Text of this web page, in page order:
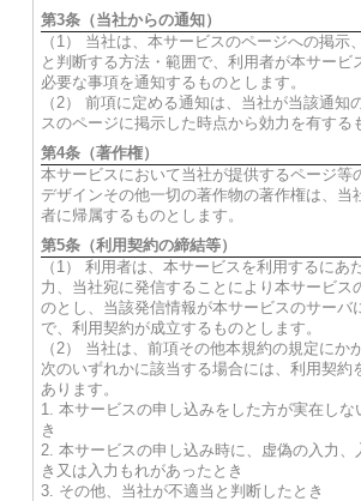
第3条（当社からの通知）
（1） 当社は、本サービスのページへの掲示
と判断する方法・範囲で、利用者が本サービ
必要な事項を通知するものとします。
（2） 前項に定める通知は、当社が当該通知
スのページに掲示した時点から効力を有する
第4条（著作権）
本サービスにおいて当社が提供するページ等
デザインその他一切の著作物の著作権は、当
者に帰属するものとします。
第5条（利用契約の締結等）
（1） 利用者は、本サービスを利用するにあ
力、当社宛に発信することにより本サービス
のとし、当該発信情報が本サービスのサーバ
で、利用契約が成立するものとします。
（2） 当社は、前項その他本規約の規定にか
次のいずれかに該当する場合には、利用契約
あります。
1. 本サービスの申し込みをした方が実在しな
き
2. 本サービスの申し込み時に、虚偽の入力、
き又は入力もれがあったとき
3. その他、当社が不適当と判断したとき